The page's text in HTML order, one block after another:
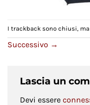
I trackback sono chiusi,
Successivo →
Lascia un
Devi essere